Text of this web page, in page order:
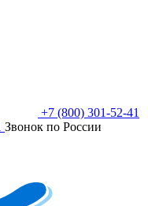
+7 (800) 301-52-41
Звонок по России